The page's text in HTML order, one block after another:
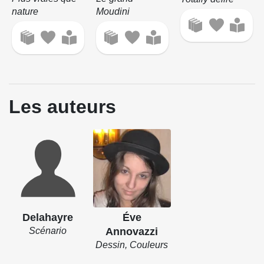
nature
Moudini
Les auteurs
Delahayre
Scénario
Éve
Annovazzi
Dessin, Couleurs